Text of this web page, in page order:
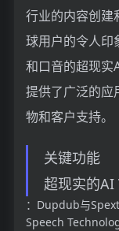
行业的内容创建
球用户的令人印
和口音的超现
提供了广泛的应
物和客户支持。
关键功能
超现实的
：Dupdub与
Speech